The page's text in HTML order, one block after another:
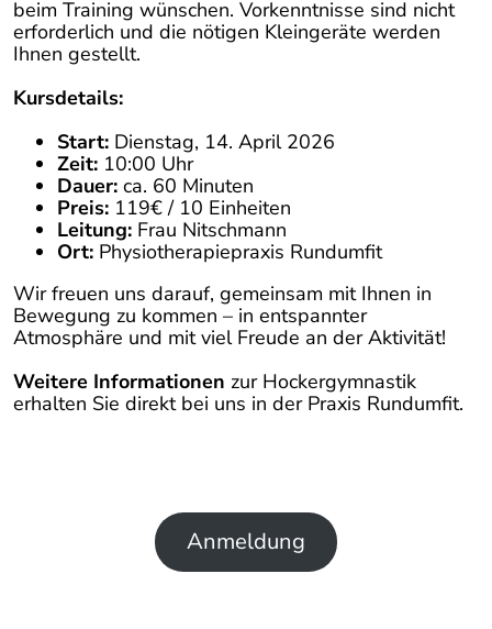
beim Training wünschen. Vorkenntnisse sind nicht
erforderlich und die nötigen Kleingeräte werden
Ihnen gestellt.
Kursdetails:
Start: Dienstag, 14. April 2026
Zeit: 10:00 Uhr
Dauer: ca. 60 Minuten
Preis: 119€ / 10 Einheiten
Leitung: Frau Nitschmann
Ort: Physiotherapiepraxis Rundumfit
Wir freuen uns darauf, gemeinsam mit Ihnen in
Bewegung zu kommen – in entspannter
Atmosphäre und mit viel Freude an der Aktivität!
Weitere Informationen zur Hockergymnastik
erhalten Sie direkt bei uns in der Praxis Rundumfit.
Anmeldung